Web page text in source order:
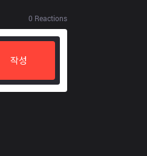
0 Reactions
작성